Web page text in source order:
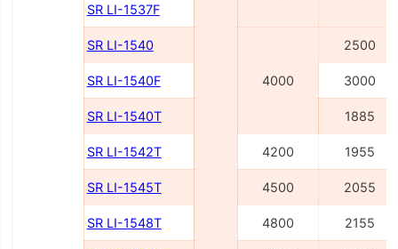
SR LI-1537F
SR LI-1540
4000
2500
SR LI-1540F 3000
SR LI-1540Т 1885
SR LI-1542Т 4200 1955
SR LI-1545Т 4500 2055
SR LI-1548Т 4800 2155